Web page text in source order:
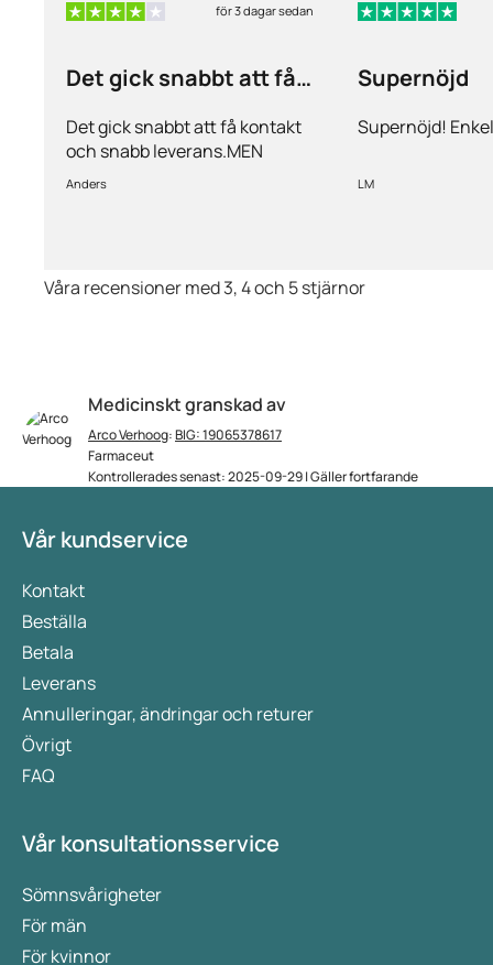
Medicinskt granskad av
Arco Verhoog:BIG: 19065378617
Farmaceut
Kontrollerades senast: 2025-09-29 | Gäller fortfarande
för 3 dagar sedan
Det gick snabbt att få
Det gick snabbt att få kontakt
och snabb leverans.MEN
priserna är alldeles för höga på
Anders
Supernöjd
Supernöjd!
LM
Våra recensioner med 3, 4 och 5 stjärnor
Vår kundservice
Kontakt
Beställa
Betala
Leverans
Annulleringar, ändringar och returer
Övrigt
FAQ
Vår konsultationsservice
Sömnsvårigheter
För män
För kvinnor